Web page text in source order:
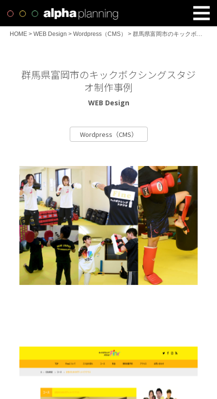
HOME > WEB Design > Wordpress（CMS） > 群馬県富岡市のキックボクシングスタジオ制作事例
群馬県富岡市のキックボクシングスタジ
オ制作事例
WEB Design
Wordpress（CMS）